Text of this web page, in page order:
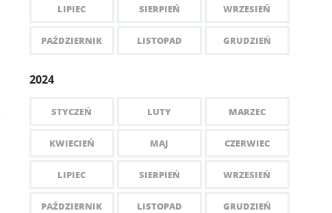
LIPIEC SIERPIEŃ WRZESIEŃ
PAŹDZIERNIK LISTOPAD GRUDZIEŃ
2024
STYCZEŃ LUTY MARZEC
KWIECIEŃ MAJ CZERWIEC
LIPIEC SIERPIEŃ WRZESIEŃ
PAŹDZIERNIK LISTOPAD GRUDZIEŃ